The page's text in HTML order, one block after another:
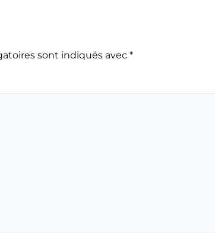
sont indiqués avec *